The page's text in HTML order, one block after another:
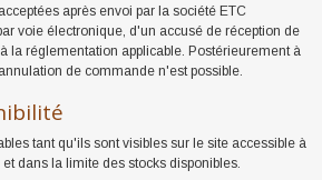
après envoi par la société ETC
voie électronique, d'un accusé de réception de
la réglementation applicable. Postérieurement à
de commande n'est possible.
tant qu'ils sont visibles sur le site accessible à
dans la limite des stocks disponibles.